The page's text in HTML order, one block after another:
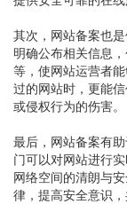
其次，网站备案也
明确公布相关信息
等，使网站运营者
过的网站时，更能
或侵权行为的伤害。
最后，网站备案有
门可以对网站进行
网络空间的清朗与
律，提高安全意识